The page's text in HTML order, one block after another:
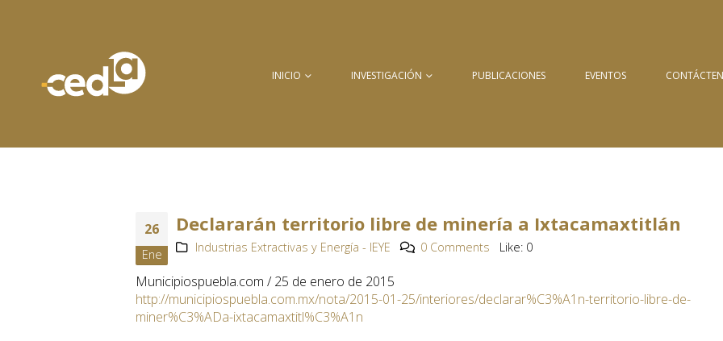
INICIO INVESTIGACIÓN PUBLICACIONES EVENTOS
26
Ene
Declararán territorio libre de minería a Ixtacamaxtitlán
Industrias Extractivas y Energía - IEYE 0 Comments Like: 0
Municipiospuebla.com / 25 de enero de 2015
http://municipiospuebla.com.mx/nota/2015-01-25/interiores/declarar%C3%A1n-territorio-libre-de-
miner%C3%ADa-ixtacamaxtitl%C3%A1n